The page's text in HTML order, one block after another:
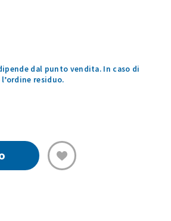
dal punto vendita. In caso di
residuo.